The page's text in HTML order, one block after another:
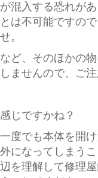
混入する恐れが
は不可能ですの
。
ど、そのほかの
ませんので、ご注
じですかね？
度でも本体を開
になってしまう
を理解して修理